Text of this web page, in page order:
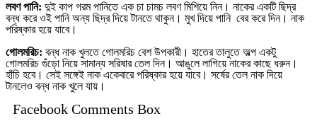
লবণ পানি: দুই কাপ গরম পানিতে এক চা চামচ লবণ মিশিয়ে নিন। নাকের একটি ছিদ্র
বন্ধ করে ওই পানি অন্য ছিদ্র দিয়ে টানতে থাকুন। মুখ দিয়ে পানি বের করে দিন। নাক
পরিষ্কার হয়ে যাবে।
গোলমরিচ: বন্ধ নাক খুলতে গোলমরিচ বেশ উপকারী। হাতের তালুতে অল্প একটু
গোলমরিচ গুঁড়ো নিয়ে সামান্য সরিষার তেল দিন। আঙুলে লাগিয়ে নাকের কাছে ধরুন।
হাঁচি হবে। সেই সঙ্গেই নাক একেবারে পরিষ্কার হয়ে যাবে। সর্ষের তেল নাক দিয়ে
টানলেও বন্ধ নাক খুলে যায়।
Facebook Comments Box